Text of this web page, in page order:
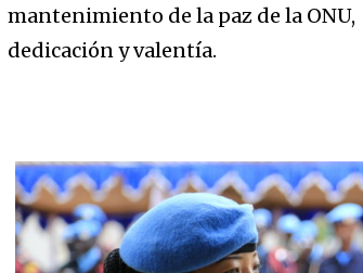
mantenimiento de la paz de la
dedicación y valentía.